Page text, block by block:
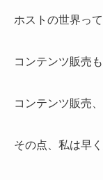
ホストの世界っ
コンテンツ販売
コンテンツ販売
その点、私は早